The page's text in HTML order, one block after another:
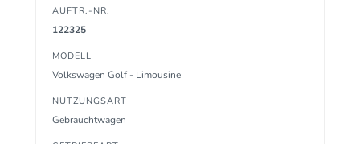
AUFTR.-NR.
122325
MODELL
Volkswagen Golf - Limousine
NUTZUNGSART
Gebrauchtwagen